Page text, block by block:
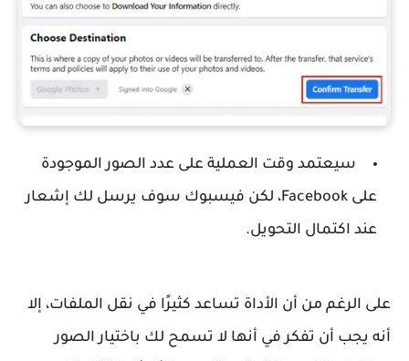
سيعتمد وقت العملية على عدد الصور الموجودة
على Facebook، لكن فيسبوك سوف يرسل لك إشعار
عند اكتمال التحويل.
على الرغم من أن الأداة تساعد كثيرًا في نقل الملفات، إلا
أنه يجب أن تفكر في أنها لا تسمح لك باختيار الصور